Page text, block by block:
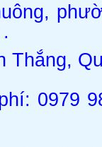
.
Thắng,
0979